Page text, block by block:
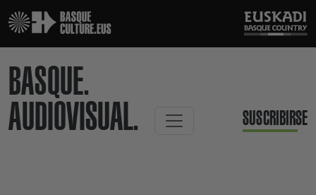
BASQUE.
AUDIOVISUAL.
SUSCRIBIRSE